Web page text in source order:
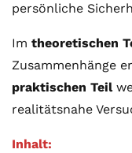
persönliche
Im theoretischen
Zusammenhänge
praktischen Teil
realitätsnahe
Inhalt: